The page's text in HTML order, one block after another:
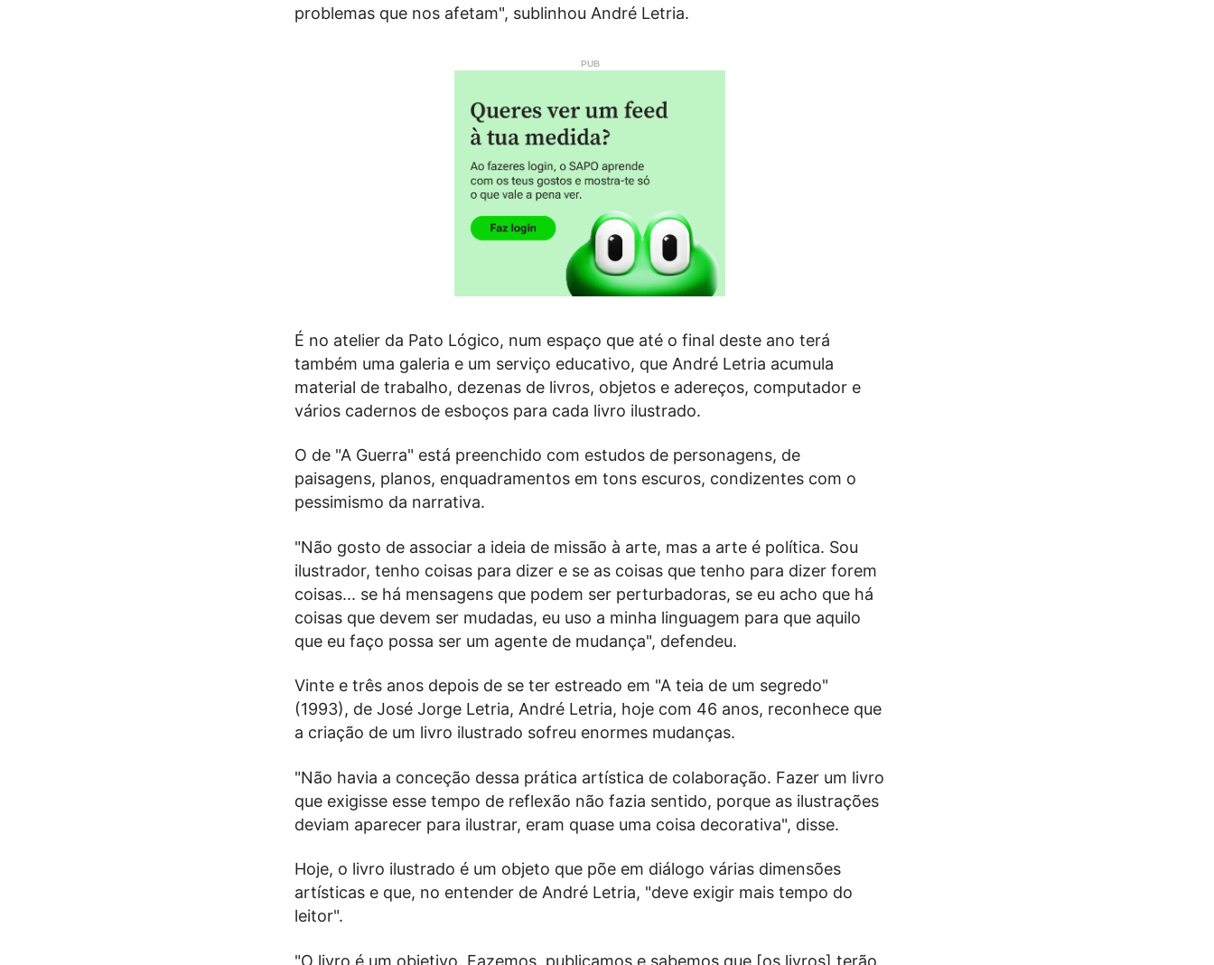
problemas que nos afetam", sublinhou André Letria.
É no atelier da Pato Lógico, num espaço que até o final deste ano terá
também uma galeria e um serviço educativo, que André Letria acumula
material de trabalho, dezenas de livros, objetos e adereços, computador e
vários cadernos de esboços para cada livro ilustrado.
O de "A Guerra" está preenchido com estudos de personagens, de
paisagens, planos, enquadramentos em tons escuros, condizentes com o
pessimismo da narrativa.
"Não gosto de associar a ideia de missão à arte, mas a arte é política. Sou
ilustrador, tenho coisas para dizer e se as coisas que tenho para dizer forem
coisas... se há mensagens que podem ser perturbadoras, se eu acho que há
coisas que devem ser mudadas, eu uso a minha linguagem para que aquilo
que eu faço possa ser um agente de mudança", defendeu.
Vinte e três anos depois de se ter estreado em "A teia de um segredo"
(1993), de José Jorge Letria, André Letria, hoje com 46 anos, reconhece que
a criação de um livro ilustrado sofreu enormes mudanças.
"Não havia a conceção dessa prática artística de colaboração. Fazer um livro
que exigisse esse tempo de reflexão não fazia sentido, porque as ilustrações
deviam aparecer para ilustrar, eram quase uma coisa decorativa", disse.
Hoje, o livro ilustrado é um objeto que põe em diálogo várias dimensões
artísticas e que, no entender de André Letria, "deve exigir mais tempo do
leitor".
"O livro é um objetivo. Fazemos, publicamos e sabemos que [os livros] terão